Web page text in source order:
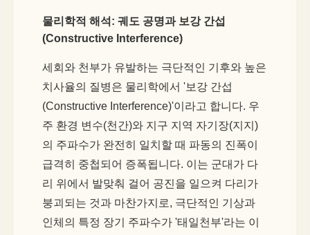
물리학적 해석: 궤도 공명과 보강 간섭
(Constructive Interference)
세회와 천부가 유발하는 극단적인 기후와 높은
치사율의 질병은 물리학에서 '보강 간섭
(Constructive Interference)'이라고 합니다. 우
주 환경 변수(천간)와 지구 지역 자기장(지지)
의 주파수가 완전히 일치할 때 파동의 진폭이
급격히 중첩되어 증폭됩니다. 이는 군대가 다
리 위에서 발맞춰 걸어 공진을 일으켜 다리가
붕괴되는 것과 마찬가지로, 극단적인 기상과
인체의 특정 장기 주파수가 '태일천부'라는 이